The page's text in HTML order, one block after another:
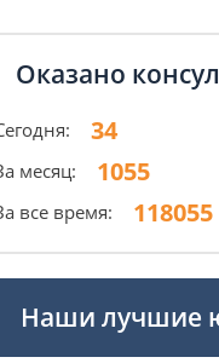
Оказано
34
месяц: 1055
все время: 118055
Наши лучшие